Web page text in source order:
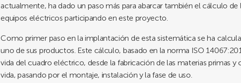
actualmente, ha dado un paso más para abarcar también el cálculo de
equipos eléctricos participando en este proyecto.
Como primer paso en la implantación de esta sistemática se ha
uno de sus productos. Este cálculo, basado en la norma ISO
vida del cuadro eléctrico, desde la fabricación de las materias primas y
vida, pasando por el montaje, instalación y la fase de uso.